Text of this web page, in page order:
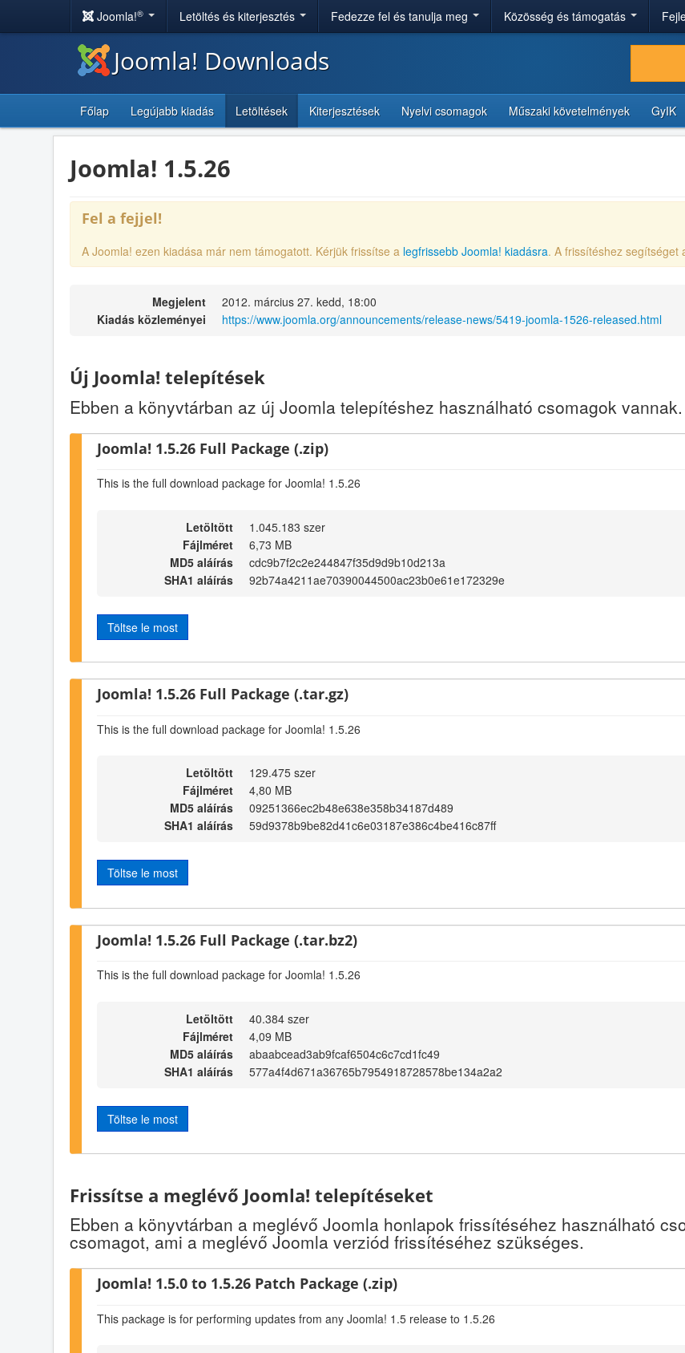
Joomla!® Letöltés és kiterjesztés Fedezze fel és tanulja meg Közösség és támogatás
Joomla! Downloads
Főlap Legújabb kiadás Letöltések Kiterjesztések Nyelvi csomagok Műszaki követelmények GyIK
Joomla! 1.5.26
Fel a fejjel!
A Joomla! ezen kiadása már nem támogatott. Kérjük frissítse a legfrissebb Joomla! kiadásra. A frissítéshez segítséget
Megjelent
2012. március 27. kedd, 18:00
Kiadás közleményei
https://www.joomla.org/announcements/release-news/5419-joomla-1526-released.html
Új Joomla! telepítések
Ebben a könyvtárban az új Joomla telepítéshez használható csomagok vannak.
Joomla! 1.5.26 Full Package (.zip)
This is the full download package for Joomla! 1.5.26
Letöltött
1.045.183 szer
Fájlméret
6,73 MB
MD5 aláírás
cdc9b7f2c2e244847f35d9d9b10d213a
SHA1 aláírás
92b74a4211ae70390044500ac23b0e61e172329e
Töltse le most
Joomla! 1.5.26 Full Package (.tar.gz)
This is the full download package for Joomla! 1.5.26
Letöltött
129.475 szer
Fájlméret
4,80 MB
MD5 aláírás
09251366ec2b48e638e358b34187d489
SHA1 aláírás
59d9378b9be82d41c6e03187e386c4be416c87ff
Töltse le most
Joomla! 1.5.26 Full Package (.tar.bz2)
This is the full download package for Joomla! 1.5.26
Letöltött
40.384 szer
Fájlméret
4,09 MB
MD5 aláírás
abaabcead3ab9fcaf6504c6c7cd1fc49
SHA1 aláírás
577a4f4d671a36765b7954918728578be134a2a2
Töltse le most
Frissítse a meglévő Joomla! telepítéseket
Ebben a könyvtárban a meglévő Joomla honlapok frissítéséhez használható
csomagot, ami a meglévő Joomla verziód frissítéséhez szükséges.
Joomla! 1.5.0 to 1.5.26 Patch Package (.zip)
This package is for performing updates from any Joomla! 1.5 release to 1.5.26